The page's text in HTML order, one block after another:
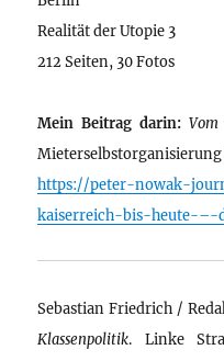
Realität der Utopie 3
212 Seiten, 30 Fotos
Mein Beitrag darin:
https://peter-nowak-
kaiserreich-bis-heute-–-
Sebastian Friedrich /
Klassenpolitik. Linke